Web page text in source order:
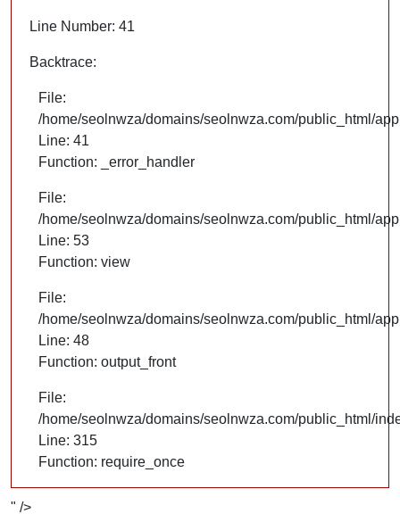
Line Number: 41
Backtrace:
File:
/home/seolnwza/domains/seolnwza.com/public_html/
Line: 41
Function: _error_handler
File:
/home/seolnwza/domains/seolnwza.com/public_html/
Line: 53
Function: view
File:
/home/seolnwza/domains/seolnwza.com/public_html/
Line: 48
Function: output_front
File:
/home/seolnwza/domains/seolnwza.com/public_html/
Line: 315
Function: require_once
" />